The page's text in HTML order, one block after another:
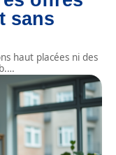
sans
haut placées ni des
…